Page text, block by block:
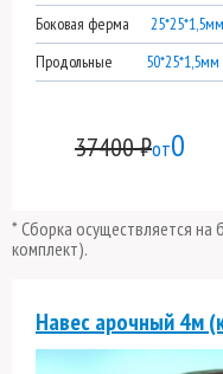
Боковая ферма
25*25*1,5мм
Продольные
50*25*1,5мм
37400 ₽от0
* Сборка осуществляется
комплект).
Навес арочный 4м